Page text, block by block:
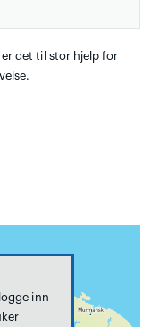
er det til stor hjelp for
inn